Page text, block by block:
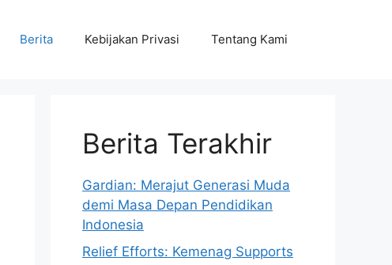
Berita Kebijakan Privasi Tentang Kami
Berita Terakhir
Gardian: Merajut Generasi Muda
demi Masa Depan Pendidikan
Indonesia
Relief Efforts: Kemenag Supports